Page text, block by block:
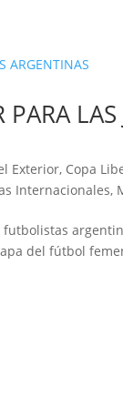
Exterior, Copa
Internacionales,
del fútbol